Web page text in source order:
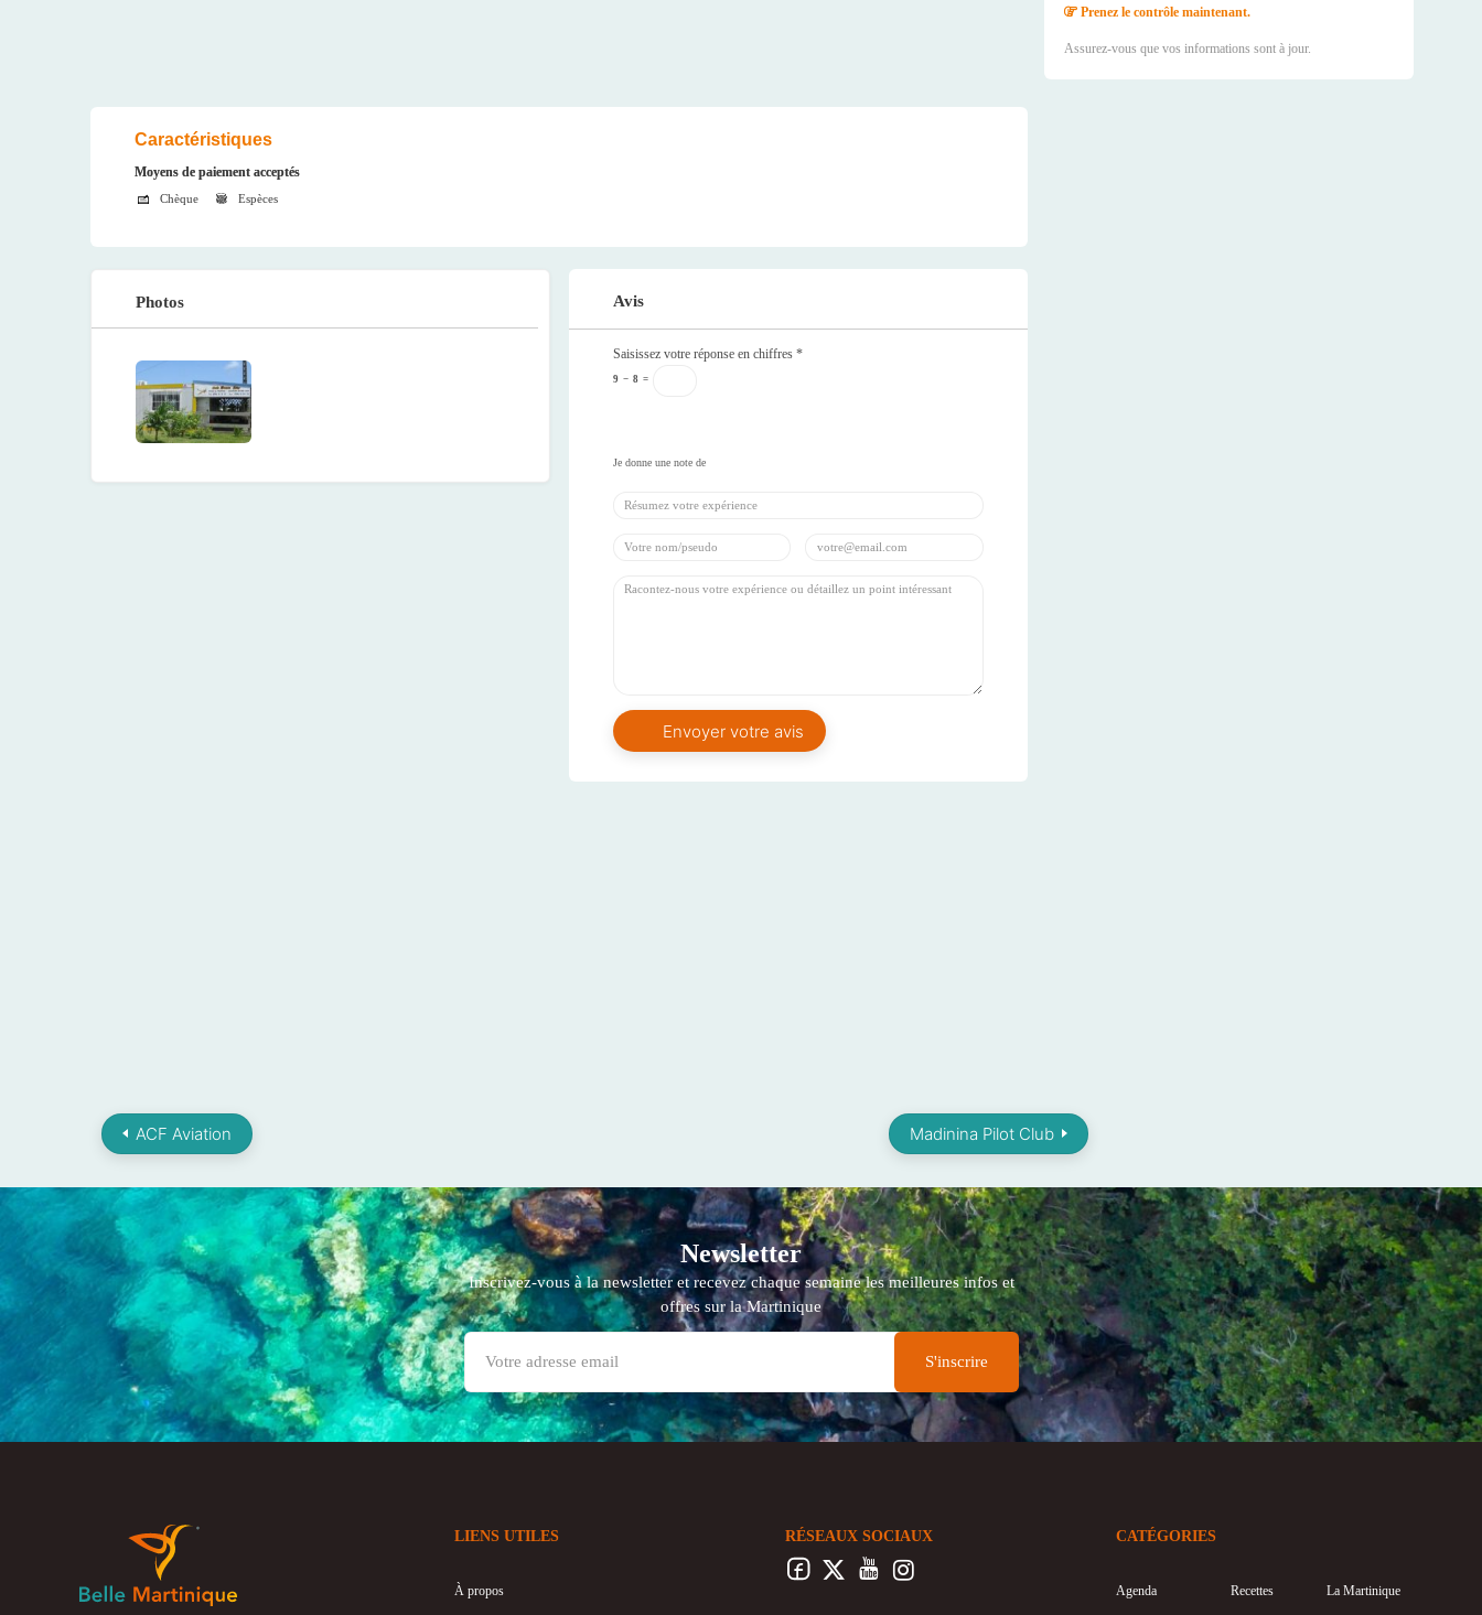
Caractéristiques
Moyens de paiement acceptés
Chèque Espèces
Photos Avis
Saisissez votre réponse en chiffres*
9 − 8 =
Prenez le contrôle maintenant.
Assurez-vous que vos informations sont à jour.
ACF Aviation Madinina Pilot Club
Newsletter
Inscrivez-vous à la newsletter et recevez chaque semaine les meilleures infos et
offres sur la Martinique
LIENS UTILES
À propos
RÉSEAUX SOCIAUX CATÉGORIES
Agenda Recettes La Martinique